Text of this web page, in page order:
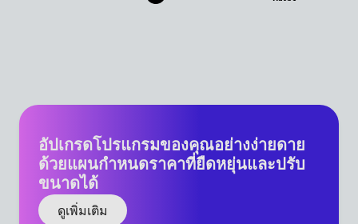
อัปเกรดโปรแกรมของคุณอย่างง่ายดาย
ด้วยแผนกำหนดราคาที่ยืดหยุ่นและปรับ
ขนาดได้
ดูเพิ่มเติม